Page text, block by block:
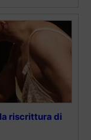
riscrittura di